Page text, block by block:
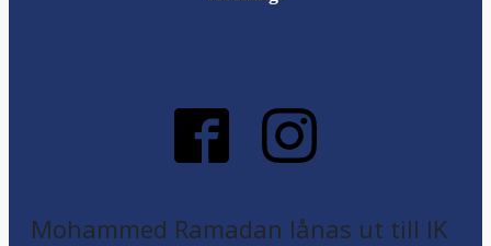
Mohammed Ramadan lånas ut till IK